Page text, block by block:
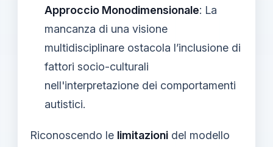
Approccio Monodimensionale: La
mancanza di una visione
multidisciplinare ostacola l’inclusione di
fattori socio-culturali
nell'interpretazione dei comportamenti
autistici.
Riconoscendo le limitazioni del modello